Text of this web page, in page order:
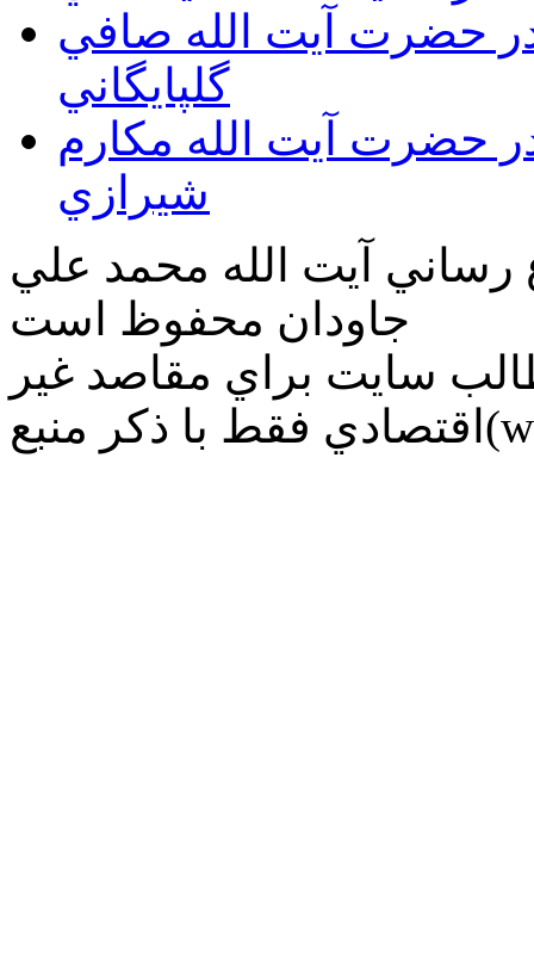
حضرت آيت الله صافي
گلپايگاني
حضرت آيت الله مكارم
شيرازي
رساني آیت الله محمد علي
جاودان محفوظ است
سايت براي مقاصد غير